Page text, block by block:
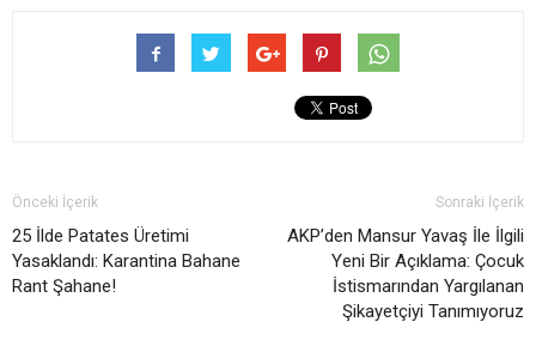
Önceki İçerik
25 İlde Patates Üretimi
Yasaklandı: Karantina Bahane
Rant Şahane!
Sonraki İçerik
AKP’den Mansur Yavaş İle İlgili
Yeni Bir Açıklama: Çocuk
İstismarından Yargılanan
Şikayetçiyi Tanımıyoruz